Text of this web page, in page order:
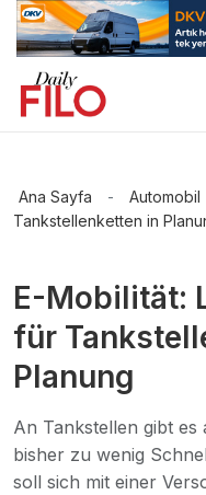
Ana Sayfa - Automobil
Tankstellenketten in
E-Mobilität:
für
Planung
An Tankstellen gibt es
bisher zu wenig
soll sich mit einer